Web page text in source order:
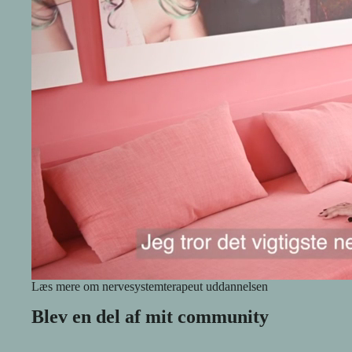
Læs mere om nervesystemterapeut uddannelsen
Blev en del af mit community